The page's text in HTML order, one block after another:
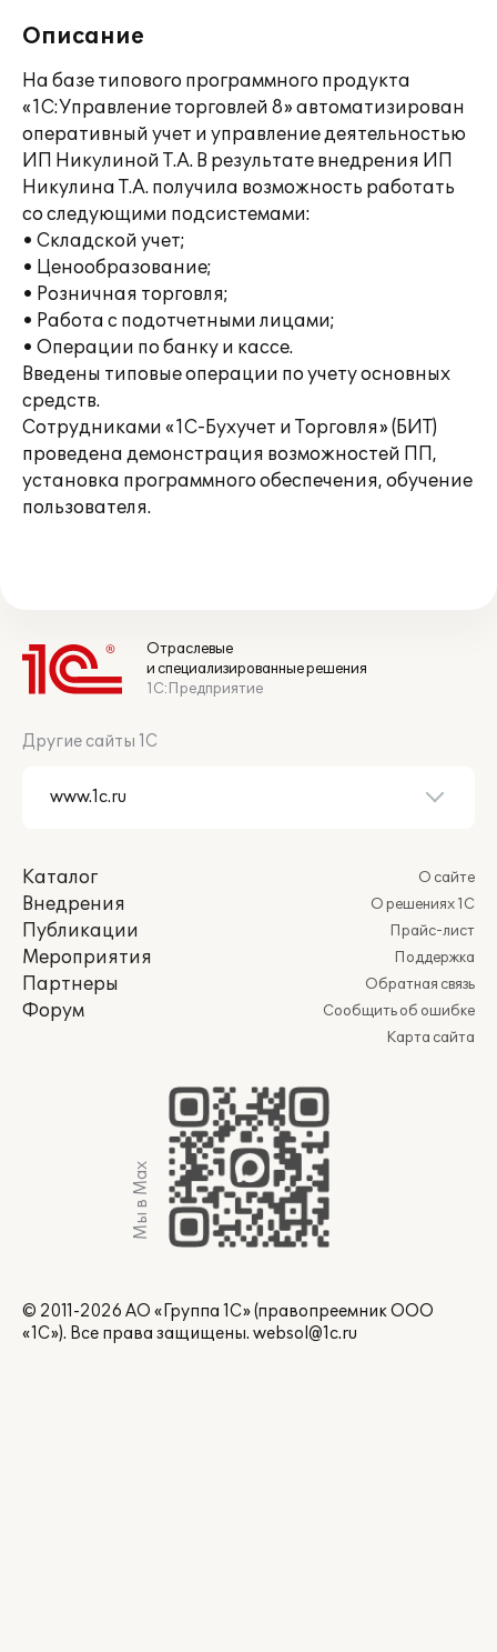
Описание
На базе типового программного продукта
«1С:Управление торговлей 8» автоматизирован
оперативный учет и управление деятельностью
ИП Никулиной Т.А. В результате внедрения ИП
Никулина Т.А. получила возможность работать
со следующими подсистемами:
• Складской учет;
• Ценообразование;
• Розничная торговля;
• Работа с подотчетными лицами;
• Операции по банку и кассе.
Введены типовые операции по учету основных
средств.
Сотрудниками «1С-Бухучет и Торговля» (БИТ)
проведена демонстрация возможностей ПП,
установка программного обеспечения, обучение
пользователя.
Отраслевые
и специализированные решения
1С:Предприятие
Другие сайты 1С
Каталог
Внедрения
Публикации
Мероприятия
Партнеры
Форум
О сайте
О решениях 1С
Прайс-лист
Поддержка
Обратная связь
Сообщить об ошибке
Карта сайта
Мы в Max
© 2011-2026 АО «Группа 1С» (правопреемник ООО
«1С»). Все права защищены. websol@1c.ru